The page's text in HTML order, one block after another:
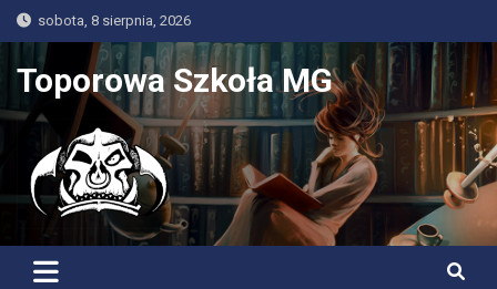
Skip
to
content
sobota, 8 sierpnia, 2026
Toporowa Szkoła MG